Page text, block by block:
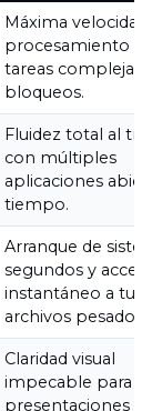
Máxima velocidad
procesamiento
tareas complejas
bloqueos.
Fluidez total al
con múltiples
aplicaciones
tiempo.
Arranque de
segundos y
instantáneo a tus
archivos pesados.
Claridad visual
impecable para
presentaciones y